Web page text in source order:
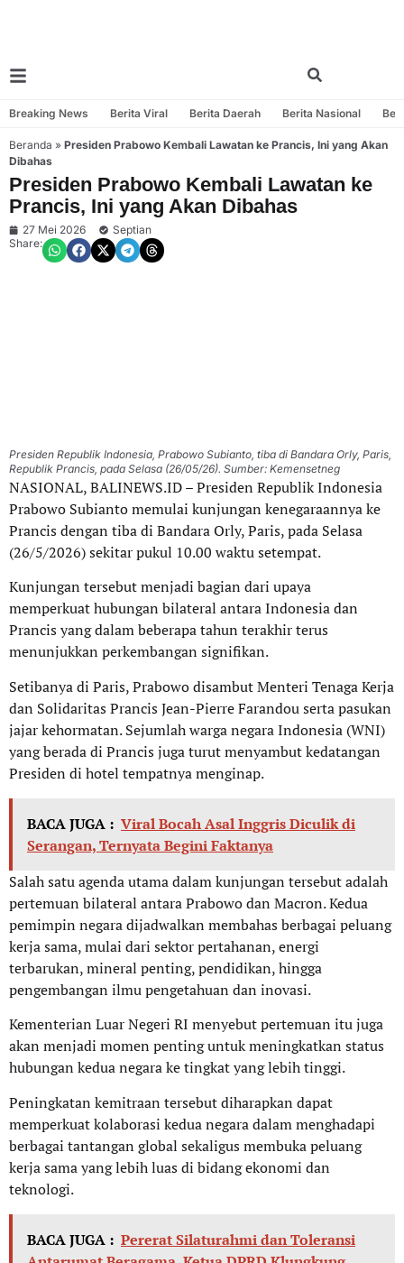
Breaking News Berita Viral Berita Daerah Berita Nasional
Beranda » Presiden Prabowo Kembali Lawatan ke Prancis, Ini yang Akan
Dibahas
Presiden Prabowo Kembali Lawatan ke
Prancis, Ini yang Akan Dibahas
27 Mei 2026
Septian
Share:
Presiden Republik Indonesia, Prabowo Subianto, tiba di Bandara Orly, Paris,
Republik Prancis, pada Selasa (26/05/26). Sumber: Kemensetneg
NASIONAL, BALINEWS.ID – Presiden Republik Indonesia
Prabowo Subianto memulai kunjungan kenegaraannya ke
Prancis dengan tiba di Bandara Orly, Paris, pada Selasa
(26/5/2026) sekitar pukul 10.00 waktu setempat.
Kunjungan tersebut menjadi bagian dari upaya
memperkuat hubungan bilateral antara Indonesia dan
Prancis yang dalam beberapa tahun terakhir terus
menunjukkan perkembangan signifikan.
Setibanya di Paris, Prabowo disambut Menteri Tenaga Kerja
dan Solidaritas Prancis Jean-Pierre Farandou serta pasukan
jajar kehormatan. Sejumlah warga negara Indonesia (WNI)
yang berada di Prancis juga turut menyambut kedatangan
Presiden di hotel tempatnya menginap.
BACA JUGA : Viral Bocah Asal Inggris Diculik di
Serangan, Ternyata Begini Faktanya
Salah satu agenda utama dalam kunjungan tersebut adalah
pertemuan bilateral antara Prabowo dan Macron. Kedua
pemimpin negara dijadwalkan membahas berbagai peluang
kerja sama, mulai dari sektor pertahanan, energi
terbarukan, mineral penting, pendidikan, hingga
pengembangan ilmu pengetahuan dan inovasi.
Kementerian Luar Negeri RI menyebut pertemuan itu juga
akan menjadi momen penting untuk meningkatkan status
hubungan kedua negara ke tingkat yang lebih tinggi.
Peningkatan kemitraan tersebut diharapkan dapat
memperkuat kolaborasi kedua negara dalam menghadapi
berbagai tantangan global sekaligus membuka peluang
kerja sama yang lebih luas di bidang ekonomi dan
teknologi.
BACA JUGA : Pererat Silaturahmi dan Toleransi